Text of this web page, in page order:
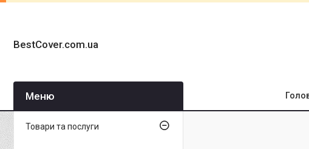
BestCover.com.ua
Товари та послуги